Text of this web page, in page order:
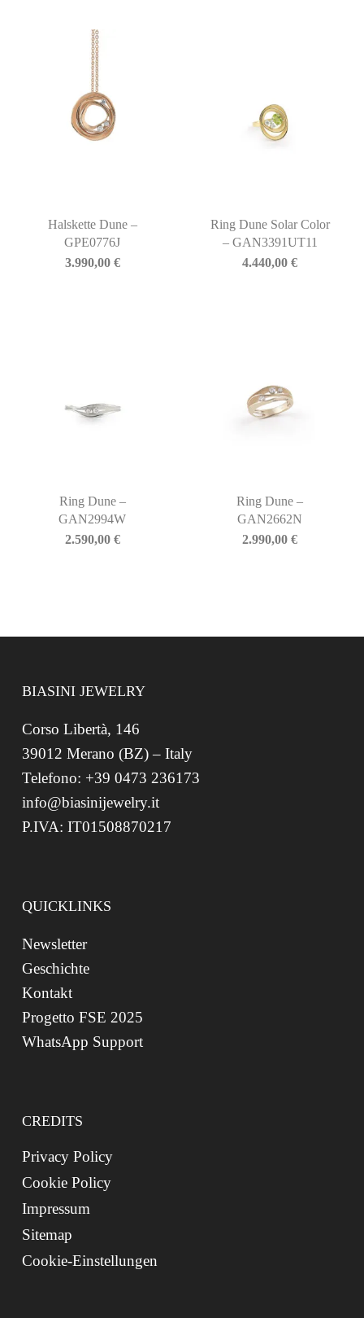
Halskette Dune –
GPE0776J
3.990,00 €
Ring Dune Solar Color
– GAN3391UT11
4.440,00€
Ring Dune –
GAN2994W
2.590,00 €
Ring Dune –
GAN2662N
2.990,00€
BIASINI JEWELRY
Corso Libertà, 146
39012 Merano (BZ) – Italy
Telefono: +39 0473 236173
info@biasinijewelry.it
P.IVA: IT01508870217
QUICKLINKS
Newsletter
Geschichte
Kontakt
Progetto FSE 2025
WhatsApp Support
CREDITS
Privacy Policy
Cookie Policy
Impressum
Sitemap
Cookie-Einstellungen